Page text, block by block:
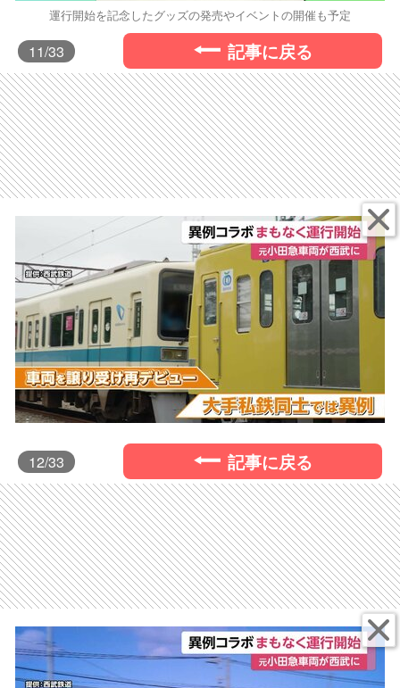
運行開始を記念したグッズの発売やイベントの開催も予定
11/33 記事に戻る
12/33 記事に戻る